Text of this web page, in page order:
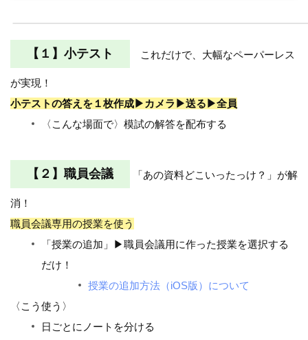
【１】小テスト これだけで、大幅なペーパーレス
が実現！
小テストの答えを１枚作成▶カメラ▶送る▶全員
〈こんな場面で〉模試の解答を配布する
【２】職員会議 「あの資料どこいったっけ？」が解
消！
職員会議専用の授業を使う
「授業の追加」▶職員会議用に作った授業を選択する
だけ！
授業の追加方法（iOS版）について
〈こう使う〉
日ごとにノートを分ける